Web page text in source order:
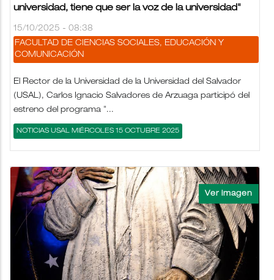
universidad, tiene que ser la voz de la universidad"
15/10/2025 - 08:38
FACULTAD DE CIENCIAS SOCIALES, EDUCACIÓN Y
COMUNICACIÓN
El Rector de la Universidad de la Universidad del Salvador
(USAL), Carlos Ignacio Salvadores de Arzuaga participó del
estreno del programa "...
NOTICIAS USAL MIÉRCOLES 15 OCTUBRE 2025